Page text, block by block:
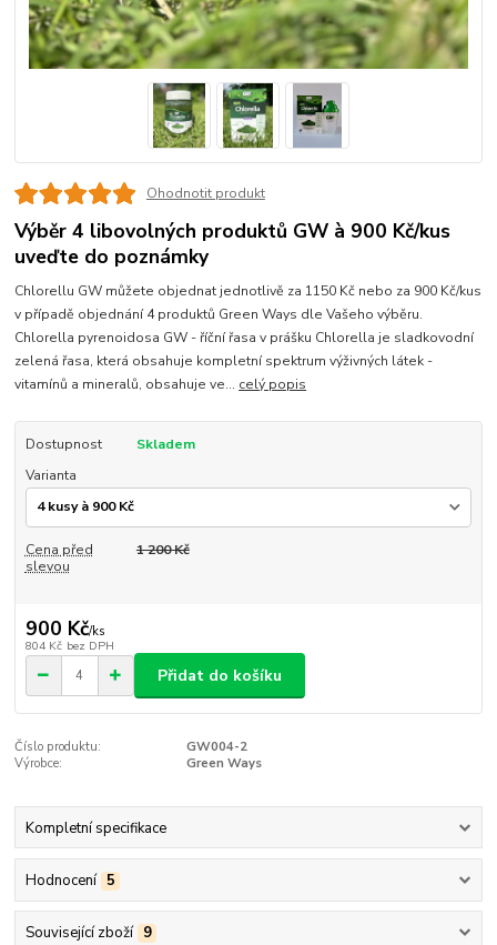
Ohodnotit produkt
Výběr 4 libovolných produktů GW à 900 Kč/kus
uveďte do poznámky
Chlorellu GW můžete objednat jednotlivě za 1150 Kč nebo za 900 Kč/kus
v případě objednání 4 produktů Green Ways dle Vašeho výběru.
Chlorella pyrenoidosa GW - říční řasa v prášku Chlorella je sladkovodní
zelená řasa, která obsahuje kompletní spektrum výživných látek -
vitamínů a mineralů, obsahuje ve... celý popis
Dostupnost
Skladem
Varianta
Cena před
slevou
1 200 Kč
900 Kč/ks
804 Kč bez DPH
Přidat do košíku
Číslo produktu:
GW004-2
Výrobce:
Green Ways
Kompletní specifikace
Hodnocení 5
Související zboží 9